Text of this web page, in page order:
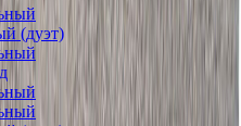
(дуэт)